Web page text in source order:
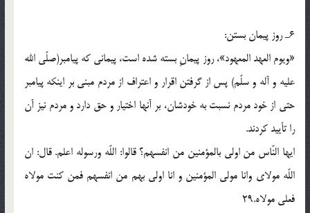
6ـ روز پيمان بستن:
«ويوم العهد المعهود»، روز پيمانِ بسته شده است، پيمانى كه پيامبر(صلّی الله
علیه و آله و سلّم) پس از گرفتن اقرار و اعتراف از مردم مبنى بر اينكه پيامبر
حتى از خود مردم نسبت به خودشان، بر آنها اختيار و حق دارد و مردم نيز آن
را تأييد كردند.
ايها النّاس من اولى بالمؤمنين من انفسهم؟ قالوا: اللّه ورسوله اعلم. قال: ان
اللّه مولاى وانا مولى المؤمنين و انا اولى بهم من انفسهم فمن كنت مولاه
فعلى مولاه.29